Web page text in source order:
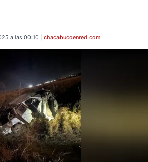
a las 00:10 | chacabucoenred.com